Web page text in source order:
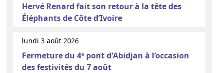
Hervé Renard fait son retour à la tête des
Éléphants de Côte d’Ivoire
lundi 3 août 2026
Fermeture du 4ᵉ pont d'Abidjan à l’occasion
des festivités du 7 août